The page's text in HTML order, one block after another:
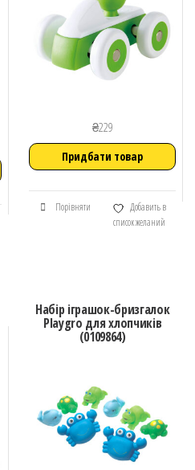
₴229
Придбати товар
Порівняти
Добавить в
список желаний
Набір іграшок-бризгалок
Playgro для хлопчиків
(0109864)